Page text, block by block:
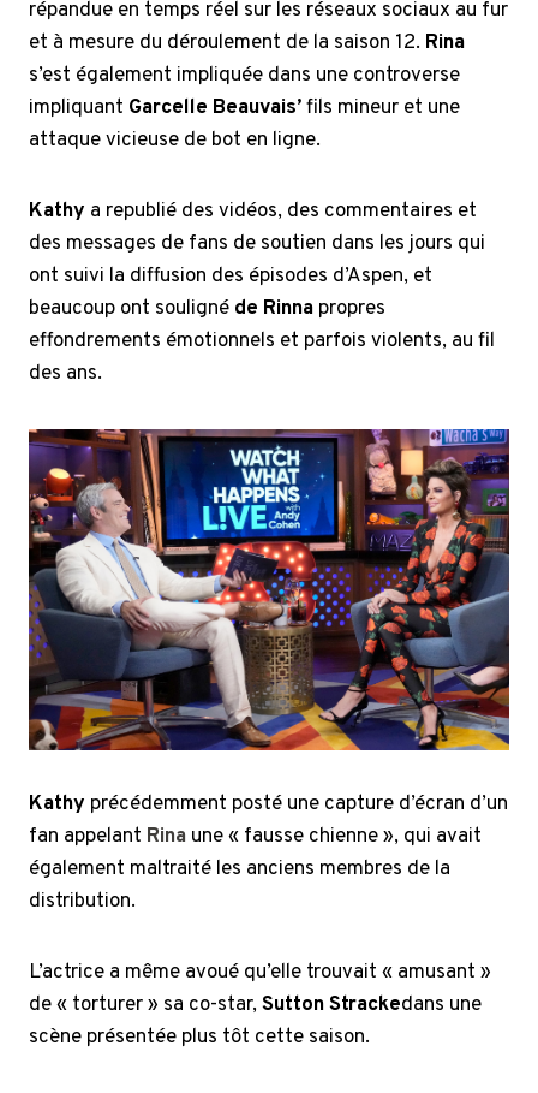
répandue en temps réel sur les réseaux sociaux au fur
et à mesure du déroulement de la saison 12. Rina
s’est également impliquée dans une controverse
impliquant Garcelle Beauvais’fils mineur et une
attaque vicieuse de bot en ligne.
Kathy a republié des vidéos, des commentaires et
des messages de fans de soutien dans les jours qui
ont suivi la diffusion des épisodes d’Aspen, et
beaucoup ont souligné de Rinna propres
effondrements émotionnels et parfois violents, au fil
des ans.
Kathy précédemment posté une capture d’écran d’un
fan appelant Rina une « fausse chienne », qui avait
également maltraité les anciens membres de la
distribution.
L’actrice a même avoué qu’elle trouvait « amusant »
de « torturer » sa co-star,Sutton Strackedans une
scène présentée plus tôt cette saison.